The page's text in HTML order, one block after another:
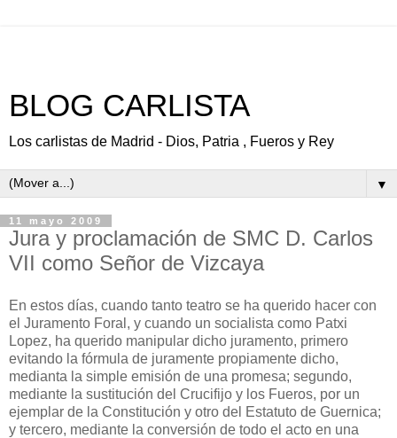
BLOG CARLISTA
Los carlistas de Madrid - Dios, Patria , Fueros y Rey
▼
11 mayo 2009
Jura y proclamación de SMC D. Carlos
VII como Señor de Vizcaya
En estos días, cuando tanto teatro se ha querido hacer con
el Juramento Foral, y cuando un socialista como Patxi
Lopez, ha querido manipular dicho juramento, primero
evitando la fórmula de juramente propiamente dicho,
medianta la simple emisión de una promesa; segundo,
mediante la sustitución del Crucifijo y los Fueros, por un
ejemplar de la Constitución y otro del Estatuto de Guernica;
y tercero, mediante la conversión de todo el acto en una